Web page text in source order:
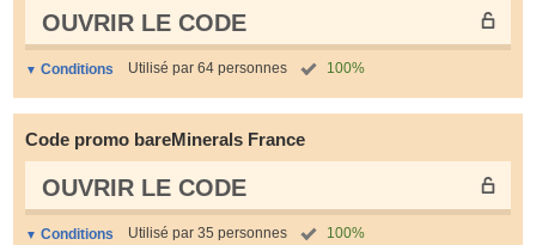
OUVRIR LE СODE
Conditions Utilisé par 64 personnes 100%
Code promo bareMinerals France
OUVRIR LE СODE
Conditions Utilisé par 35 personnes 100%